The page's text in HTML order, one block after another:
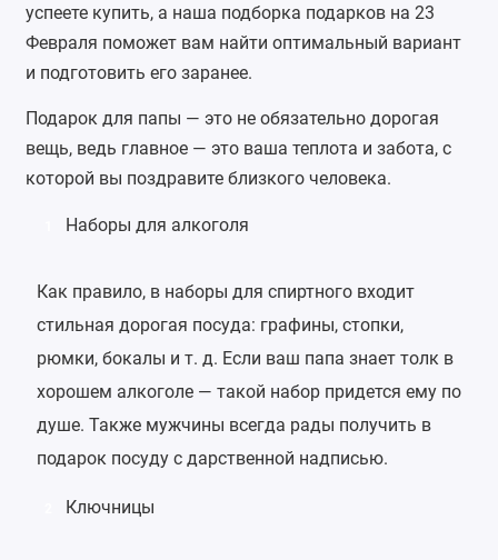
успеете купить, а наша подборка подарков на 23
Февраля поможет вам найти оптимальный вариант
и подготовить его заранее.
Подарок для папы — это не обязательно дорогая
вещь, ведь главное — это ваша теплота и забота, с
которой вы поздравите близкого человека.
Наборы для алкоголя
Как правило, в наборы для спиртного входит
стильная дорогая посуда: графины, стопки,
рюмки, бокалы и т. д. Если ваш папа знает толк в
хорошем алкоголе — такой набор придется ему по
душе. Также мужчины всегда рады получить в
подарок посуду с дарственной надписью.
Ключницы